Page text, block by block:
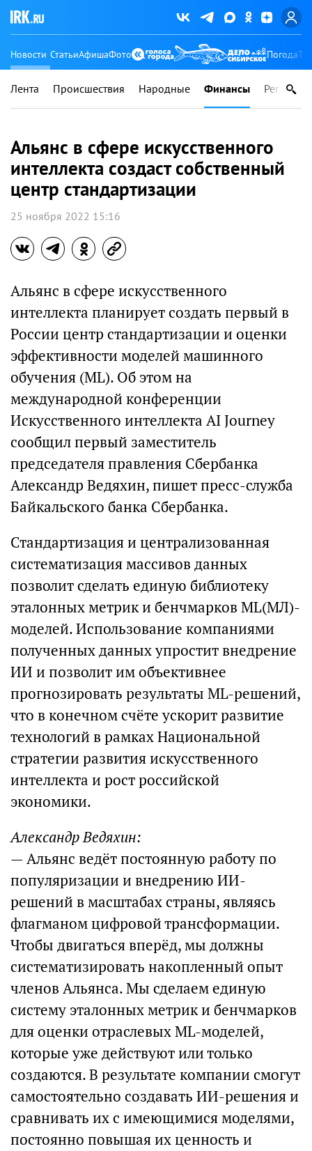
Новости СтатьиАфишаФото Погода
Лента Происшествия Народные Финансы Регионы
Альянс в сфере искусственного
интеллекта создаст собственный
центр стандартизации
25 ноября 2022 15:16
Альянс в сфере искусственного
интеллекта планирует создать первый в
России центр стандартизации и оценки
эффективности моделей машинного
обучения (ML). Об этом на
международной конференции
Искусственного интеллекта AI Journey
сообщил первый заместитель
председателя правления Сбербанка
Александр Ведяхин, пишет пресс-служба
Байкальского банка Сбербанка.
Стандартизация и централизованная
систематизация массивов данных
позволит сделать единую библиотеку
эталонных метрик и бенчмарков ML(МЛ)-
моделей. Использование компаниями
полученных данных упростит внедрение
ИИ и позволит им объективнее
прогнозировать результаты ML-решений,
что в конечном счёте ускорит развитие
технологий в рамках Национальной
стратегии развития искусственного
интеллекта и рост российской
экономики.
Александр Ведяхин:
— Альянс ведёт постоянную работу по
популяризации и внедрению ИИ-
решений в масштабах страны, являясь
флагманом цифровой трансформации.
Чтобы двигаться вперёд, мы должны
систематизировать накопленный опыт
членов Альянса. Мы сделаем единую
систему эталонных метрик и бенчмарков
для оценки отраслевых ML-моделей,
которые уже действуют или только
создаются. В результате компании смогут
самостоятельно создавать ИИ-решения и
сравнивать их с имеющимися моделями,
постоянно повышая их ценность и